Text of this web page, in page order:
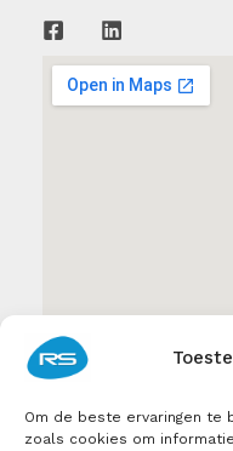
Om de beste ervaringen te
zoals cookies om